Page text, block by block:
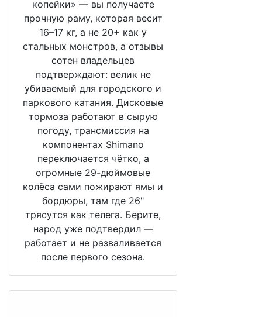
копейки» — вы получаете
прочную раму, которая весит
16–17 кг, а не 20+ как у
стальных монстров, а отзывы
сотен владельцев
подтверждают: велик не
убиваемый для городского и
паркового катания. Дисковые
тормоза работают в сырую
погоду, трансмиссия на
компонентах Shimano
переключается чётко, а
огромные 29-дюймовые
колёса сами пожирают ямы и
бордюры, там где 26"
трясутся как телега. Берите,
народ уже подтвердил —
работает и не разваливается
после первого сезона.